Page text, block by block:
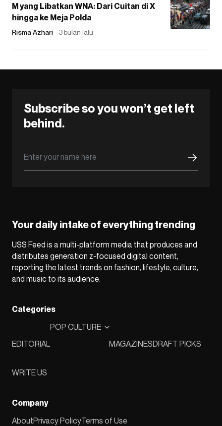
M yang Libatkan WNA: Dari Cuitan di X
hingga ke Meja Polda
Risma Azhari 3 bulan lalu
Subscribe so you won’t get left
behind.
Your daily intake of everything trending
USS Feed is a multi-platform media that produces and
distributes generation z-focused digital content,
reporting the latest trends on fashion, lifestyle, culture,
and music to its audience.
Categories
EDITORIAL
POP CULTURE
MAGAZINESDRAFT PICKS
WRITE US
Company
AboutPrivacy PolicyTerms of Use